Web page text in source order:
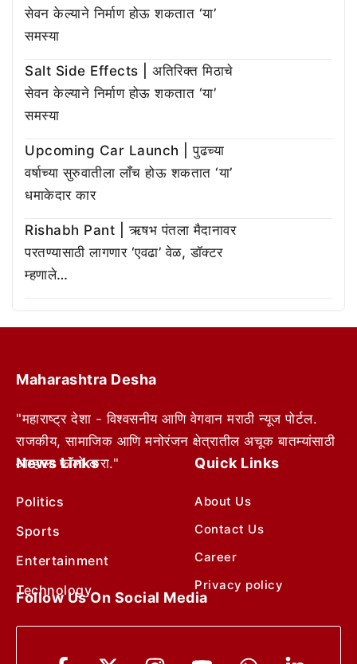
सेवन केल्याने निर्माण होऊ शकतात ‘या’
समस्या
Salt Side Effects | अतिरिक्त मिठाचे
सेवन केल्याने निर्माण होऊ शकतात ‘या’
समस्या
Upcoming Car Launch | पुढच्या
वर्षाच्या सुरुवातीला लाँच होऊ शकतात ‘या’
धमाकेदार कार
Rishabh Pant | ऋषभ पंतला मैदानावर
परतण्यासाठी लागणार ‘एवढा’ वेळ, डॉक्टर
म्हणाले…
Maharashtra Desha
"महाराष्ट्र देशा - विश्वसनीय आणि वेगवान मराठी न्यूज पोर्टल.
राजकीय, सामाजिक आणि मनोरंजन क्षेत्रातील अचूक बातम्यांसाठी
आम्हाला फॉलो करा."
News Links
Politics
Sports
Entertainment
Technology
Quick Links
About Us
Contact Us
Career
Privacy policy
Follow Us On Social Media